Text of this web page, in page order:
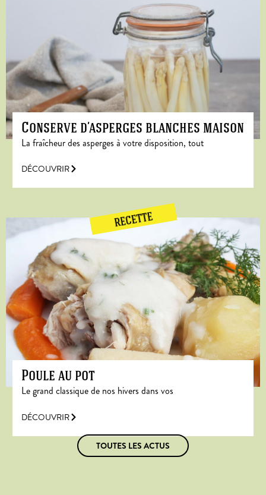
Conserve d’asperges blanches maison
La fraîcheur des asperges à votre disposition, tout
DÉCOUVRIR
RECETTE
Poule au pot
Le grand classique de nos hivers dans vos
DÉCOUVRIR
TOUTES LES ACTUS